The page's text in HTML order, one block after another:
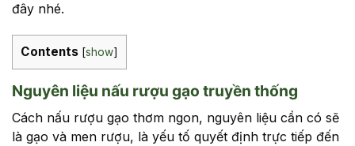
đây nhé.
Contents [show]
Nguyên liệu nấu rượu gạo truyền thống
Cách nấu rượu gạo thơm ngon, nguyên liệu cần có sẽ
là gạo và men rượu, là yếu tố quyết định trực tiếp đến